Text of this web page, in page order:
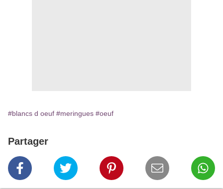
#blancs d oeuf #meringues #oeuf
Partager